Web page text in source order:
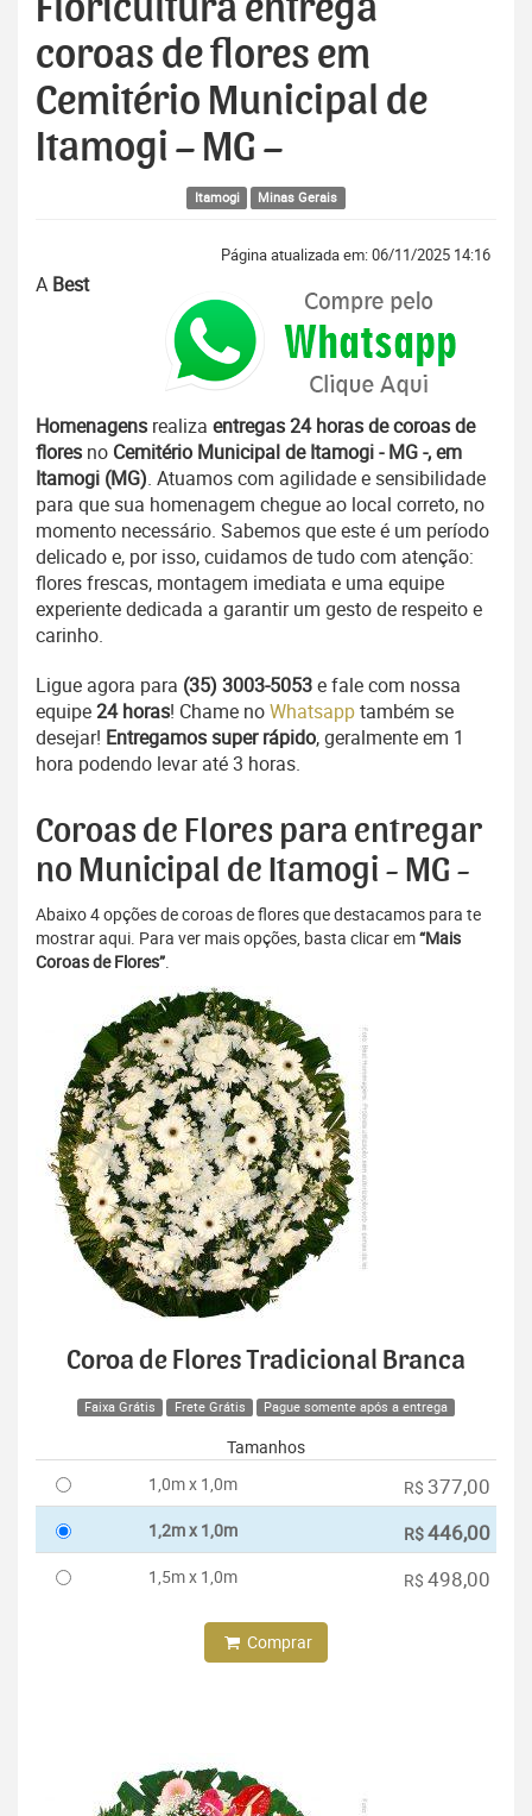
Floricultura entrega
coroas de flores em
Cemitério Municipal de
Itamogi – MG –
Itamogi Minas Gerais
Página atualizada em: 06/11/2025 14:16
A Best
Homenagens realiza entregas 24 horas de coroas de
flores no Cemitério Municipal de Itamogi - MG -, em
Itamogi (MG). Atuamos com agilidade e sensibilidade
para que sua homenagem chegue ao local correto, no
momento necessário. Sabemos que este é um período
delicado e, por isso, cuidamos de tudo com atenção:
flores frescas, montagem imediata e uma equipe
experiente dedicada a garantir um gesto de respeito e
carinho.
Ligue agora para (35) 3003-5053e fale com nossa
equipe24 horas! Chame noWhatsapptambém se
desejar! Entregamos super rápido, geralmente em 1
hora podendo levar até 3 horas.
Coroas de Flores para entregar
no Municipal de Itamogi - MG -
Abaixo 4 opções de coroas de flores que destacamos para te
mostrar aqui. Para ver mais opções, basta clicar em“Mais
Coroas de Flores”.
Coroa de Flores Tradicional Branca
Faixa Grátis Frete Grátis Pague somente após a entrega
Tamanhos
1,0m x 1,0m
R$ 377,00
1,2m x 1,0m R$446,00
1,5m x 1,0m R$ 498,00
Comprar